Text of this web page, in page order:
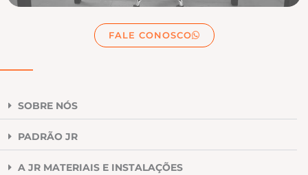
FALE CONOSCO
SOBRE NÓS
PADRÃO JR
A JR MATERIAIS E INSTALAÇÕES